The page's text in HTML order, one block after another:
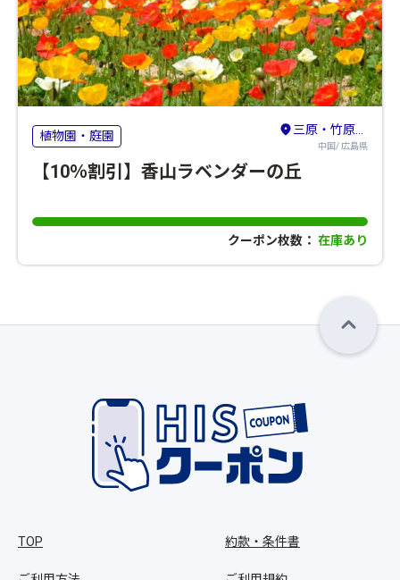
植物園・庭園 三原・竹原・東広島
中国/ 広島県
【10％割引】香山ラベンダーの丘
クーポン枚数： 在庫あり
TOP 約款・条件書